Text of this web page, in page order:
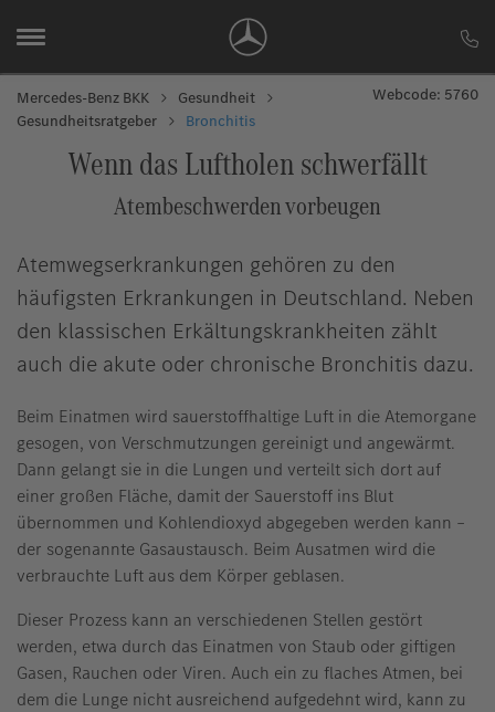
Mercedes-Benz BKK
Gesundheit
Gesundheitsratgeber
Bronchitis
Webcode: 5760
Wenn das Luftholen schwerfällt
Atembeschwerden vorbeugen
Atemwegserkrankungen gehören zu den
häufigsten Erkrankungen in Deutschland. Neben
den klassischen Erkältungskrankheiten zählt
auch die akute oder chronische Bronchitis dazu.
Beim Einatmen wird sauerstoffhaltige Luft in die Atemorgane
gesogen, von Verschmutzungen gereinigt und angewärmt.
Dann gelangt sie in die Lungen und verteilt sich dort auf
einer großen Fläche, damit der Sauerstoff ins Blut
übernommen und Kohlendioxyd abgegeben werden kann –
der sogenannte Gasaustausch. Beim Ausatmen wird die
verbrauchte Luft aus dem Körper geblasen.
Dieser Prozess kann an verschiedenen Stellen gestört
werden, etwa durch das Einatmen von Staub oder giftigen
Gasen, Rauchen oder Viren. Auch ein zu flaches Atmen, bei
dem die Lunge nicht ausreichend aufgedehnt wird, kann zu